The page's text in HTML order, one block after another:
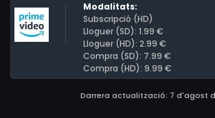
Modalitats:
Subscripció (HD)
Lloguer (SD): 1.99 €
Lloguer (HD): 2.99 €
Compra (SD): 7.99 €
Compra (HD): 9.99 €
Darrera actualització: 7 d'agost